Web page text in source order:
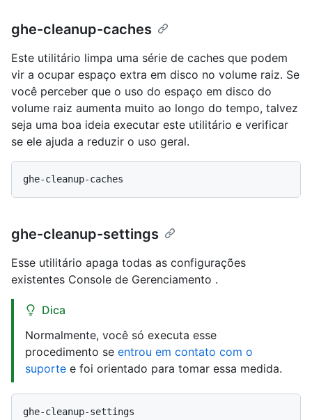
ghe-cleanup-caches
Este utilitário limpa uma série de caches que podem
vir a ocupar espaço extra em disco no volume raiz. Se
você perceber que o uso do espaço em disco do
volume raiz aumenta muito ao longo do tempo, talvez
seja uma boa ideia executar este utilitário e verificar
se ele ajuda a reduzir o uso geral.
ghe-cleanup-settings
Esse utilitário apaga todas as configurações
existentes Console de Gerenciamento .
Dica
Normalmente, você só executa esse
procedimento se entrou em contato com o
suporte e foi orientado para tomar essa medida.